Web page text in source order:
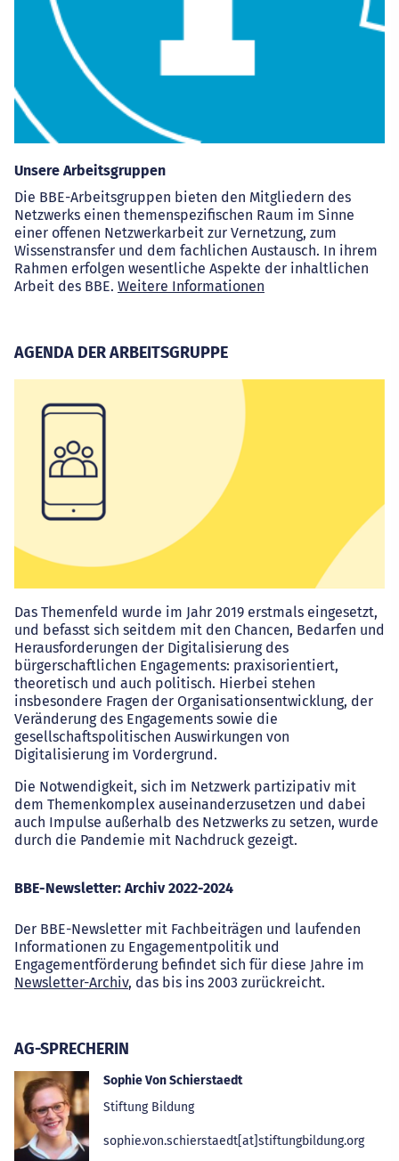
Unsere Arbeitsgruppen
Die BBE-Arbeitsgruppen bieten den Mitgliedern des
Netzwerks einen themenspezifischen Raum im Sinne
einer offenen Netzwerkarbeit zur Vernetzung, zum
Wissenstransfer und dem fachlichen Austausch. In ihrem
Rahmen erfolgen wesentliche Aspekte der inhaltlichen
Arbeit des BBE. Weitere Informationen
AGENDA DER ARBEITSGRUPPE
Das Themenfeld wurde im Jahr 2019 erstmals eingesetzt,
und befasst sich seitdem mit den Chancen, Bedarfen und
Herausforderungen der Digitalisierung des
bürgerschaftlichen Engagements: praxisorientiert,
theoretisch und auch politisch. Hierbei stehen
insbesondere Fragen der Organisationsentwicklung, der
Veränderung des Engagements sowie die
gesellschaftspolitischen Auswirkungen von
Digitalisierung im Vordergrund.
Die Notwendigkeit, sich im Netzwerk partizipativ mit
dem Themenkomplex auseinanderzusetzen und dabei
auch Impulse außerhalb des Netzwerks zu setzen, wurde
durch die Pandemie mit Nachdruck gezeigt.
BBE-Newsletter: Archiv 2022-2024
Der BBE-Newsletter mit Fachbeiträgen und laufenden
Informationen zu Engagementpolitik und
Engagementförderung befindet sich für diese Jahre im
Newsletter-Archiv, das bis ins 2003 zurückreicht.
AG-SPRECHERIN
Sophie Von Schierstaedt
Stiftung Bildung
sophie.von.schierstaedt[at]stiftungbildung.org